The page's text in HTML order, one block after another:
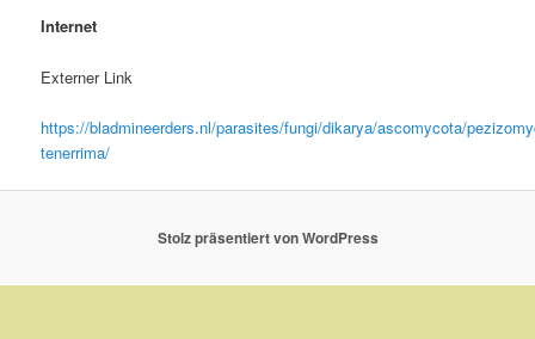
Internet
Externer Link
https://bladmineerders.nl/parasites/fungi/dikarya/ascomycota/
tenerrima/
Stolz präsentiert von WordPress